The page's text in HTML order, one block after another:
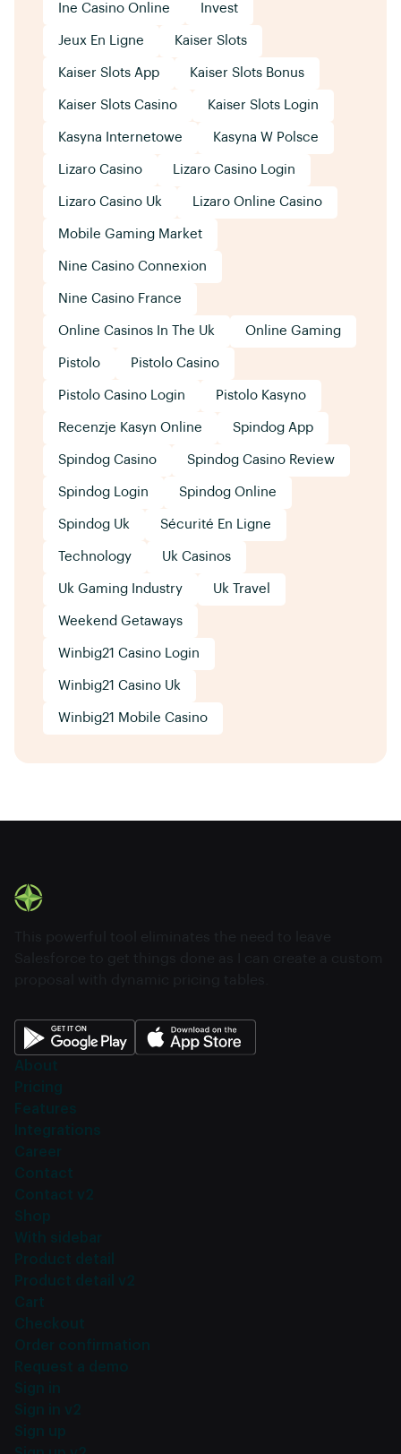
Ine Casino Online Invest
Jeux En Ligne Kaiser Slots
Kaiser Slots App Kaiser Slots Bonus
Kaiser Slots Casino Kaiser Slots Login
Kasyna Internetowe Kasyna W Polsce
Lizaro Casino Lizaro Casino Login
Lizaro Casino Uk Lizaro Online Casino
Mobile Gaming Market
Nine Casino Connexion
Nine Casino France
Online Casinos In The Uk Online Gaming
Pistolo Pistolo Casino
Pistolo Casino Login Pistolo Kasyno
Recenzje Kasyn Online Spindog App
Spindog Casino Spindog Casino Review
Spindog Login Spindog Online
Spindog Uk Sécurité En Ligne
Technology Uk Casinos
Uk Gaming Industry Uk Travel
Weekend Getaways
Winbig21 Casino Login
Winbig21 Casino Uk
Winbig21 Mobile Casino